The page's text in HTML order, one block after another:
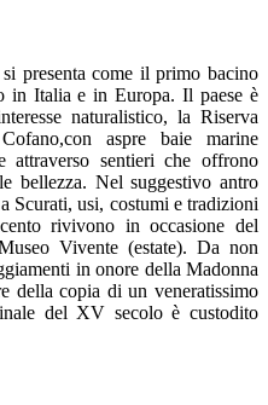
presenta come il primo bacino
in Italia e in Europa. Il paese è
naturalistico, la Riserva
aspre baie marine
attraverso sentieri che offrono
bellezza. Nel suggestivo antro
Scurati, usi, costumi e tradizioni
rivivono in occasione del
Vivente (estate). Da non
in onore della Madonna
della copia di un veneratissimo
del XV secolo è custodito